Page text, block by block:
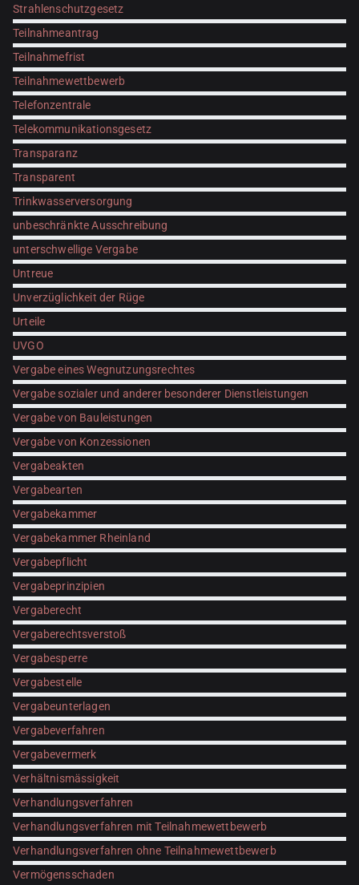
Strahlenschutzgesetz
Teilnahmeantrag
Teilnahmefrist
Teilnahmewettbewerb
Telefonzentrale
Telekommunikationsgesetz
Transparanz
Transparent
Trinkwasserversorgung
unbeschränkte Ausschreibung
unterschwellige Vergabe
Untreue
Unverzüglichkeit der Rüge
Urteile
UVGO
Vergabe eines Wegnutzungsrechtes
Vergabe sozialer und anderer besonderer Dienstleistungen
Vergabe von Bauleistungen
Vergabe von Konzessionen
Vergabeakten
Vergabearten
Vergabekammer
Vergabekammer Rheinland
Vergabepflicht
Vergabeprinzipien
Vergaberecht
Vergaberechtsverstoß
Vergabesperre
Vergabestelle
Vergabeunterlagen
Vergabeverfahren
Vergabevermerk
Verhältnismässigkeit
Verhandlungsverfahren
Verhandlungsverfahren mit Teilnahmewettbewerb
Verhandlungsverfahren ohne Teilnahmewettbewerb
Vermögensschaden